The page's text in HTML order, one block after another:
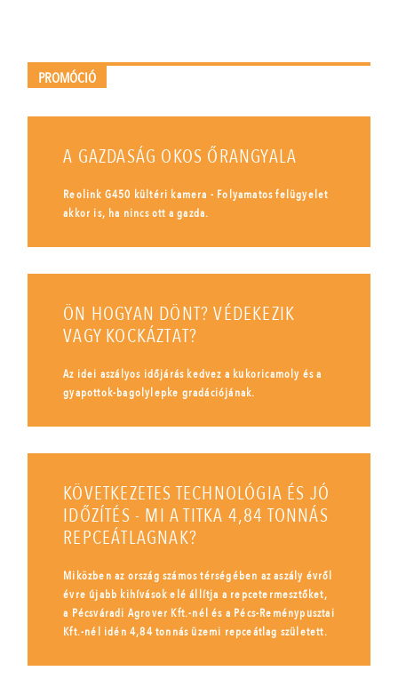
PROMÓCIÓ
A GAZDASÁG OKOS ŐRANGYALA
Reolink G450 kültéri kamera - Folyamatos felügyelet
akkor is, ha nincs ott a gazda.
ÖN HOGYAN DÖNT? VÉDEKEZIK
VAGY KOCKÁZTAT?
Az idei aszályos időjárás kedvez a kukoricamoly és a
gyapottok-bagolylepke gradációjának.
KÖVETKEZETES TECHNOLÓGIA ÉS JÓ
IDŐZÍTÉS - MI A TITKA 4,84 TONNÁS
REPCEÁTLAGNAK?
Miközben az ország számos térségében az aszály évről
évre újabb kihívások elé állítja a repcetermesztőket,
a Pécsváradi Agrover Kft.-nél és a Pécs-Reménypusztai
Kft.-nél idén 4,84 tonnás üzemi repceátlag született.